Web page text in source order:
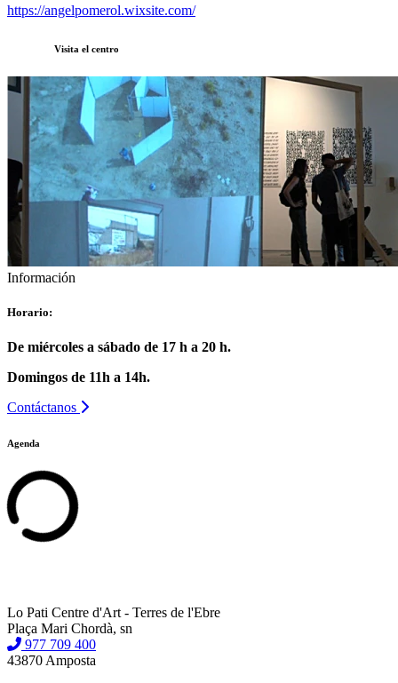
https://angelpomerol.wixsite.com/
Visita el centro
Información
Horario:
De miércoles a sábado de 17 h a 20 h.
Domingos de 11h a 14h.
Contáctanos
Agenda
Lo Pati Centre d'Art - Terres de l'Ebre
Plaça Mari Chordà, sn
977 709 400
43870 Amposta